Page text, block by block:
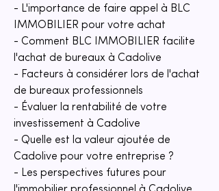
- L'importance de faire appel à BLC
IMMOBILIER pour votre achat
- Comment BLC IMMOBILIER facilite
l'achat de bureaux à Cadolive
- Facteurs à considérer lors de l'achat
de bureaux professionnels
- Évaluer la rentabilité de votre
investissement à Cadolive
- Quelle est la valeur ajoutée de
Cadolive pour votre entreprise ?
- Les perspectives futures pour